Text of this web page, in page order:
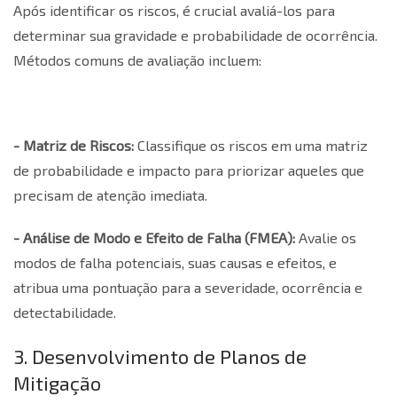
Após identificar os riscos, é crucial avaliá-los para
determinar sua gravidade e probabilidade de ocorrência.
Métodos comuns de avaliação incluem:
- Matriz de Riscos: Classifique os riscos em uma matriz
de probabilidade e impacto para priorizar aqueles que
precisam de atenção imediata.
- Análise de Modo e Efeito de Falha (FMEA): Avalie os
modos de falha potenciais, suas causas e efeitos, e
atribua uma pontuação para a severidade, ocorrência e
detectabilidade.
3. Desenvolvimento de Planos de
Mitigação